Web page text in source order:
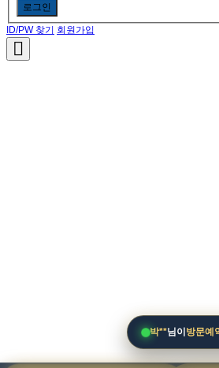
로그인
ID/PW 찾기 회원가입
박**님이 방문예